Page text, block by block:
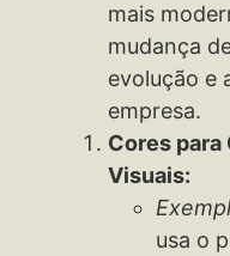
mais
mudança
evolução e
empresa.
Cores
Visuais:
usa o